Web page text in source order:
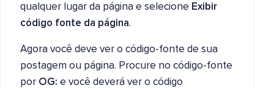
qualquer lugar da página e selecione Exibir
código fonte da página.
Agora você deve ver o código-fonte de sua
postagem ou página. Procure no código-fonte
por OG: e você deverá ver o código